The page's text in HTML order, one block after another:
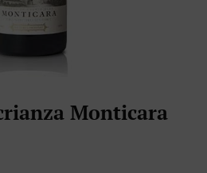
Monticara